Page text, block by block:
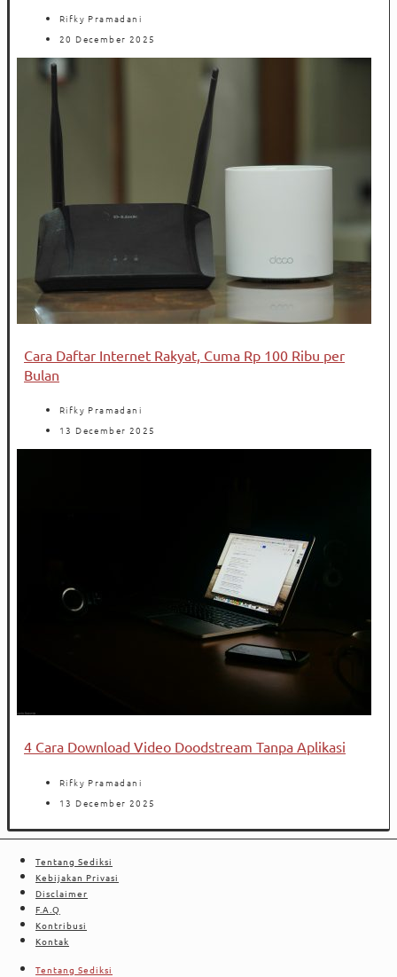
Rifky Pramadani
20 December 2025
Cara Daftar Internet Rakyat, Cuma Rp 100 Ribu per
Bulan
Rifky Pramadani
13 December 2025
4 Cara Download Video Doodstream Tanpa Aplikasi
Rifky Pramadani
13 December 2025
Tentang Sediksi
Kebijakan Privasi
Disclaimer
F.A.Q
Kontribusi
Kontak
Tentang Sediksi